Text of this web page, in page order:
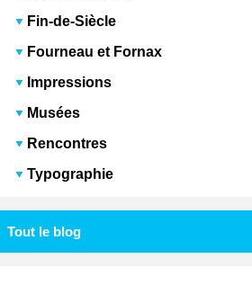
Fin-de-Siècle
Fourneau et Fornax
Impressions
Musées
Rencontres
Typographie
Tout le blog